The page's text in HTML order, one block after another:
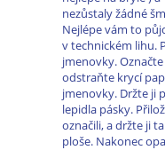
nezůstaly žádné
Nejlépe vám to
v technickém lihu.
jmenovky.
odstraňte krycí
jmenovky. Držte ji
lepidla pásky.
označili, a držte ji
ploše. Nakonec